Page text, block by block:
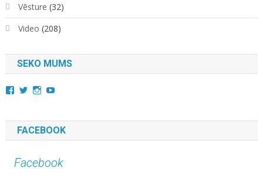
Vēsture (32)
Video (208)
SEKO MUMS
View
Facebook
View
Twitter
View
Instagram
YouTube
FACEBOOK
Facebook